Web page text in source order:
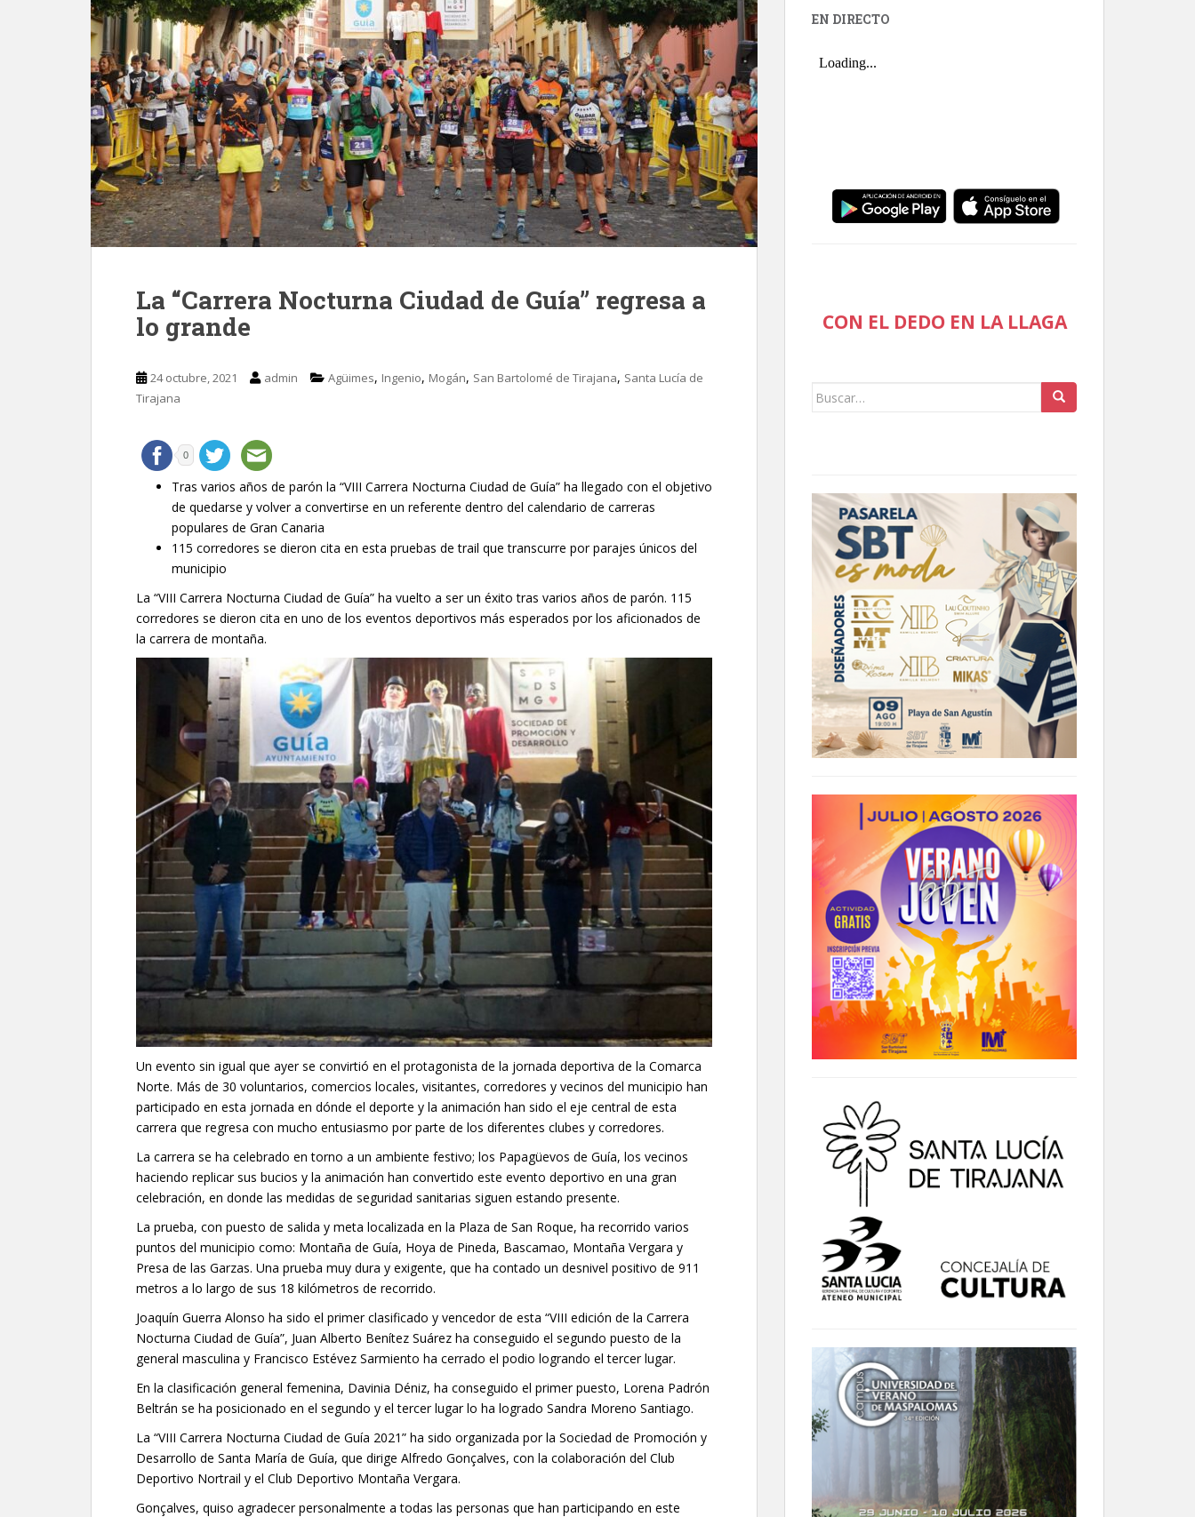
La “Carrera Nocturna Ciudad de Guía” regresa a
lo grande
24 octubre, 2021 admin Agüimes, Ingenio, Mogán, San Bartolomé de Tirajana, Santa Lucía de
Tirajana
0
Tras varios años de parón la “VIII Carrera Nocturna Ciudad de Guía” ha llegado con el objetivo
de quedarse y volver a convertirse en un referente dentro del calendario de carreras
populares de Gran Canaria
115 corredores se dieron cita en esta pruebas de trail que transcurre por parajes únicos del
municipio
La “VIII Carrera Nocturna Ciudad de Guía” ha vuelto a ser un éxito tras varios años de parón. 115
corredores se dieron cita en uno de los eventos deportivos más esperados por los aficionados de
la carrera de montaña.
Un evento sin igual que ayer se convirtió en el protagonista de la jornada deportiva de la Comarca
Norte. Más de 30 voluntarios, comercios locales, visitantes, corredores y vecinos del municipio han
participado en esta jornada en dónde el deporte y la animación han sido el eje central de esta
carrera que regresa con mucho entusiasmo por parte de los diferentes clubes y corredores.
La carrera se ha celebrado en torno a un ambiente festivo; los Papagüevos de Guía, los vecinos
haciendo replicar sus bucios y la animación han convertido este evento deportivo en una gran
celebración, en donde las medidas de seguridad sanitarias siguen estando presente.
La prueba, con puesto de salida y meta localizada en la Plaza de San Roque, ha recorrido varios
puntos del municipio como: Montaña de Guía, Hoya de Pineda, Bascamao, Montaña Vergara y
Presa de las Garzas. Una prueba muy dura y exigente, que ha contado un desnivel positivo de 911
metros a lo largo de sus 18 kilómetros de recorrido.
Joaquín Guerra Alonso ha sido el primer clasificado y vencedor de esta “VIII edición de la Carrera
Nocturna Ciudad de Guía”, Juan Alberto Benítez Suárez ha conseguido el segundo puesto de la
general masculina y Francisco Estévez Sarmiento ha cerrado el podio logrando el tercer lugar.
En la clasificación general femenina, Davinia Déniz, ha conseguido el primer puesto, Lorena Padrón
Beltrán se ha posicionado en el segundo y el tercer lugar lo ha logrado Sandra Moreno Santiago.
La “VIII Carrera Nocturna Ciudad de Guía 2021” ha sido organizada por la Sociedad de Promoción y
Desarrollo de Santa María de Guía, que dirige Alfredo Gonçalves, con la colaboración del Club
Deportivo Nortrail y el Club Deportivo Montaña Vergara.
Gonçalves, quiso agradecer personalmente a todas las personas que han participando en este
EN DIRECTO
CON EL DEDO EN LA LLAGA
Buscar: